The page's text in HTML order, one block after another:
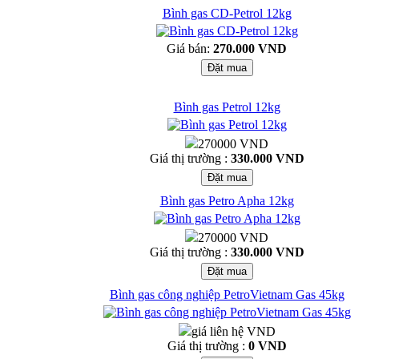
Bình gas CD-Petrol 12kg
Giá bán: 270.000 VND
Bình gas Petrol 12kg
270000 VND
Giá thị trường : 330.000 VND
Bình gas Petro Apha 12kg
270000 VND
Giá thị trường : 330.000 VND
Bình gas công nghiệp PetroVietnam Gas 45kg
giá liên hệ VND
Giá thị trường : 0 VND